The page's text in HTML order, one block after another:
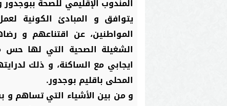
المندوب الإقليمي للصحة
يتوافق و المبادئ الكونية
المواطنين، عن اقتناعهم و
الشغيلة الصحية التي لها
ايجابي مع الساكنة، و ذلك
المحلى باقليم بوجدور.
و من بين الأشياء التي تساهم